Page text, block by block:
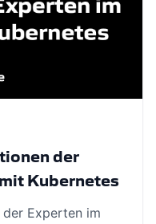
der
Kubernetes
Experten im